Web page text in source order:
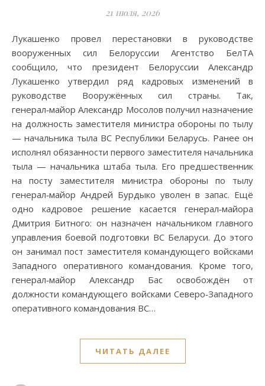
21 июля, 2026
Лукашенко провел перестановки в руководстве
вооруженных сил Белоруссии Агентство БелТА
сообщило, что президент Белоруссии Александр
Лукашенко утвердил ряд кадровых изменений в
руководстве Вооружённых сил страны. Так,
генерал‑майор Александр Мосолов получил назначение
на должность заместителя министра обороны по тылу
— начальника тыла ВС Республики Беларусь. Ранее он
исполнял обязанности первого заместителя начальника
тыла — начальника штаба тыла. Его предшественник
на посту заместителя министра обороны по тылу
генерал‑майор Андрей Бурдыко уволен в запас. Ещё
одно кадровое решение касается генерал‑майора
Дмитрия Битного: он назначен начальником главного
управления боевой подготовки ВС Беларуси. До этого
он занимал пост заместителя командующего войсками
Западного оперативного командования. Кроме того,
генерал‑майор Александр Бас освобождён от
должности командующего войсками Северо‑Западного
оперативного командования ВС…
ЧИТАТЬ ДАЛЕЕ